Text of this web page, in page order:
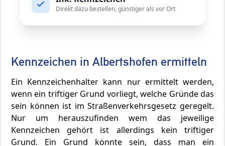
Direkt dazu bestellen, günstiger als vor Ort
Kennzeichen in Albertshofen ermitteln
Ein Kennzeichenhalter kann nur ermittelt werden,
wenn ein triftiger Grund vorliegt, welche Gründe das
sein können ist im Straßenverkehrsgesetz geregelt.
Nur um herauszufinden wem das jeweilige
Kennzeichen gehört ist allerdings kein triftiger
Grund. Ein Grund könnte sein, dass man ein